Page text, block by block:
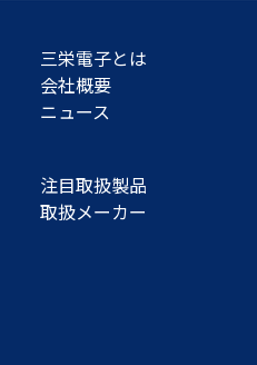
三栄電子とは
会社概要
ニュース
注目取扱製品
取扱メーカー